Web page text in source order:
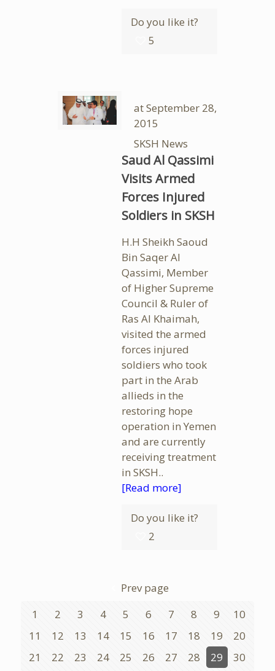
Do you like it?
5
atSeptember 28,
2015
SKSH News
Saud Al Qassimi
Visits Armed
Forces Injured
Soldiers in SKSH
H.H Sheikh Saoud
Bin Saqer Al
Qassimi, Member
of Higher Supreme
Council & Ruler of
Ras Al Khaimah,
visited the armed
forces injured
soldiers who took
part in the Arab
allieds in the
restoring hope
operation in Yemen
and are currently
receiving treatment
in SKSH..
[Read more]
Do you like it?
2
Prev page
1
2 3 4 5 6 7 8 9
10
11
12 13 14 15 16 17 18 19
20
21
22 23 24 25 26 27 28 29
30